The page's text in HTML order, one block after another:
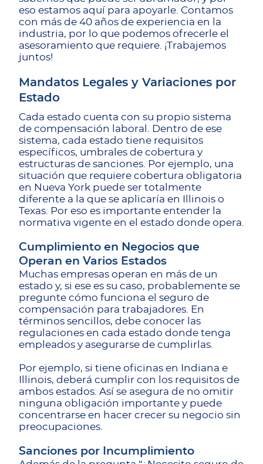
eso estamos aquí para apoyarle. Contamos
con más de 40 años de experiencia en la
industria, por lo que podemos ofrecerle el
asesoramiento que requiere. ¡Trabajemos
juntos!
Mandatos Legales y Variaciones por
Estado
Cada estado cuenta con su propio sistema
de compensación laboral. Dentro de ese
sistema, cada estado tiene requisitos
específicos, umbrales de cobertura y
estructuras de sanciones. Por ejemplo, una
situación que requiere cobertura obligatoria
en Nueva York puede ser totalmente
diferente a la que se aplicaría en Illinois o
Texas. Por eso es importante entender la
normativa vigente en el estado donde opera.
Cumplimiento en Negocios que
Operan en Varios Estados
Muchas empresas operan en más de un
estado y, si ese es su caso, probablemente se
pregunte cómo funciona el seguro de
compensación para trabajadores. En
términos sencillos, debe conocer las
regulaciones en cada estado donde tenga
empleados y asegurarse de cumplirlas.
Por ejemplo, si tiene oficinas en Indiana e
Illinois, deberá cumplir con los requisitos de
ambos estados. Así se asegura de no omitir
ninguna obligación importante y puede
concentrarse en hacer crecer su negocio sin
preocupaciones.
Sanciones por Incumplimiento